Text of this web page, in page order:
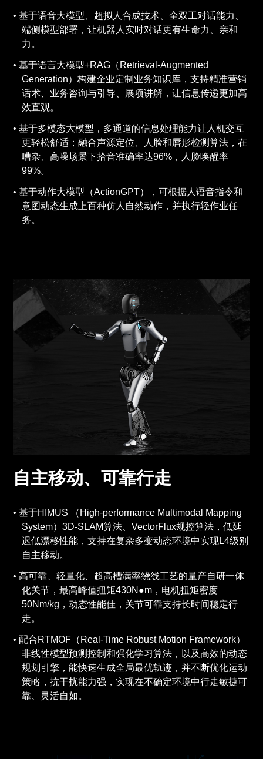
基于语音大模型、超拟人合成技术、全双工对话能力、
端侧模型部署，让机器人实时对话更有生命力、亲和
力。
基于语言大模型+RAG（Retrieval-Augmented
Generation）构建企业定制业务知识库，支持精准营销
话术、业务咨询与引导、展项讲解，让信息传递更加高
效直观。
基于多模态大模型，多通道的信息处理能力让人机交互
更轻松舒适；融合声源定位、人脸和唇形检测算法，在
嘈杂、高噪场景下拾音准确率达96%，人脸唤醒率
99%。
基于动作大模型（ActionGPT），可根据人语音指令和
意图动态生成上百种仿人自然动作，并执行轻作业任
务。
自主移动、可靠行走
基于HIMUS （High-performance Multimodal Mapping
System）3D-SLAM算法、VectorFlux规控算法，低延
迟低漂移性能，支持在复杂多变动态环境中实现L4级别
自主移动。
高可靠、轻量化、超高槽满率绕线工艺的量产自研一体
化关节，最高峰值扭矩430N●m，电机扭矩密度
50Nm/kg，动态性能佳，关节可靠支持长时间稳定行
走。
配合RTMOF（Real-Time Robust Motion Framework）
非线性模型预测控制和强化学习算法，以及高效的动态
规划引擎，能快速生成全局最优轨迹，并不断优化运动
策略，抗干扰能力强，实现在不确定环境中行走敏捷可
靠、灵活自如。